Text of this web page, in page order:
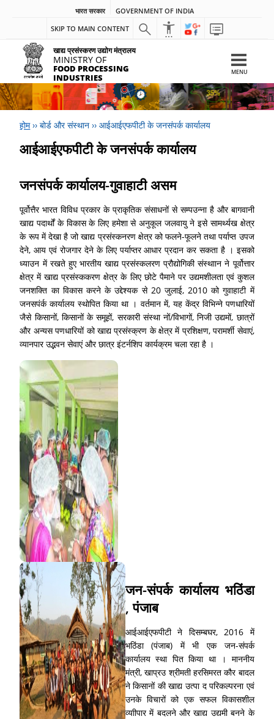
भारत सरकार
GOVERNMENT OF INDIA
SKIP TO MAIN CONTENT
खाद्य प्रसंस्करण उद्योग मंत्रालय
MINISTRY OF
FOOD PROCESSING
INDUSTRIES
MENU
होम››बोर्ड और संस्थान ››आईआईएफपीटी के जनसंपर्क कार्यालय
आईआईएफपीटी के जनसंपर्क कार्यालय
जनसंपर्क कार्यालय-गुवाहाटी असम
पूर्वोत्तैर भारत विविध प्रकार के प्राकृतिक संसाधनों से सम्पउन्ना है और बागवानी
खाद्य पदार्थों के विकास के लिए हमेशा से अनुकूल जलवायु ने इसे सामर्थ्यख क्षेत्र
के रूप में देखा है जो खाद्य प्रसंस्कनरण क्षेत्र को फलने-फूलने तथा पर्याप्त‍ उपज
देने, आय एवं रोजगार देने के लिए पर्याप्तर आधार प्रदान कर सकता है । इसको
ध्याउन में रखते हुए भारतीय खाद्य प्रसंस्कलरण प्रौद्योगि‍की संस्थाान ने पूर्वोत्तार
क्षेत्र में खाद्य प्रसंस्ककरण क्षेत्र के लिए छोटे पैमाने पर उद्यमशीलता एवं कुशल
जनशक्ति का विकास करने के उद्देश्यक से 20 जुलाई, 2010 को गुवाहाटी में
जनसपंर्क कार्यालय स्थाेपित किया था । वर्तमान में, यह केंद्र विभिन्ने पणधारियों
जैसे किसानों, किसानों के समूहों, सरकारी संस्था नों/विभागों, निजी उद्यमों, छात्रों
और अन्यस पणधारियों को खाद्य प्रसंस्क्रण के क्षेत्र में प्रशिक्षण, परामर्शी सेवाएं,
व्यानपार उद्भवन सेवाएं और छात्र इंटर्नशिप कार्यक्रम चला रहा है ।
जन-संपर्क कार्यालय भठिंडा
, पंजाब
आईआईएफपीटी ने दिसम्बघर, 2016 में
भठिंडा (पंजाब) में भी एक जन-संपर्क
कार्यालय स्था पित किया था । माननीय
मंत्री, खाप्रउ श्रीमती हरसिमरत कौर बादल
ने किसानों की खाद्य उत्पा द परिकल्परना एवं
उनके विचारों को एक सफल विकासशील
व्याीपार में बदलने और खाद्य उद्यमी बनने के